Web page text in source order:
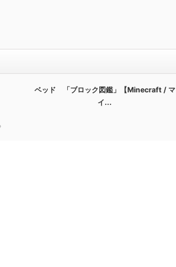
ベッド 「ブロック図鑑」【Minecraft / マ
イ...